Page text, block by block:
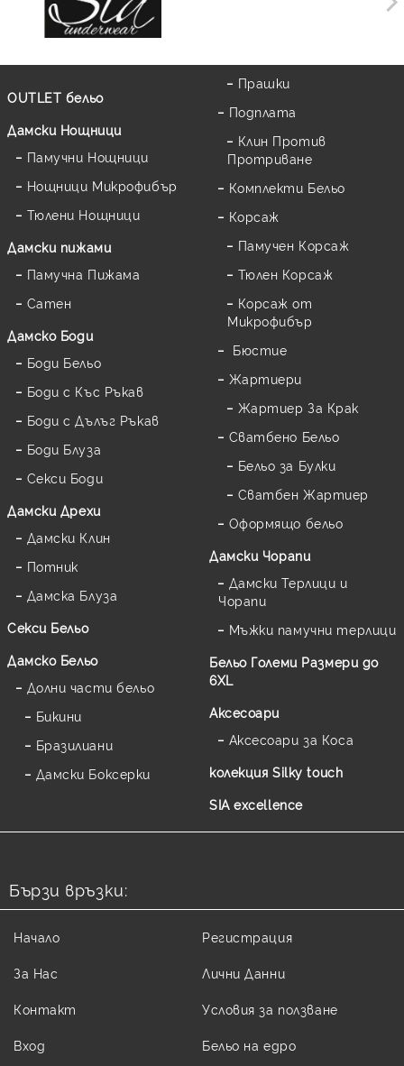
OUTLET бельо
Дамски Нощници
Памучни Нощници
Нощници Микрофибър
Тюлени Нощници
Дамски пижами
Памучна Пижама
Сатен
Дамскo Боди
Боди Бельо
Боди с Къс Ръкав
Боди с Дълъг Ръкав
Боди Блуза
Секси Боди
Дамски Дрехи
Дамски Клин
Потник
Дамска Блуза
Секси Бельо
Дамско Бельо
Долни части бельо
Бикини
Бразилиани
Дамски Боксерки
Прашки
Подплата
Клин Против
Протриване
Комплекти Бельо
Корсаж
Памучен Корсаж
Тюлен Корсаж
Корсаж от
Микрофибър
Бюстие
Жартиери
Жартиер За Крак
Сватбено Бельо
Бельо за Булки
Сватбен Жартиер
Оформящо бельо
Дамски Чорапи
Дамски Терлици и
Чорапи
Мъжки памучни терлици
Бельо Големи Размери до
6XL
Аксесоари
Аксесоари за Коса
колекция Silky touch
SIA excellence
Бързи връзки:
Начало
За Нас
Контакт
Вход
Регистрация
Лични Данни
Условия за ползване
Бельо на едро